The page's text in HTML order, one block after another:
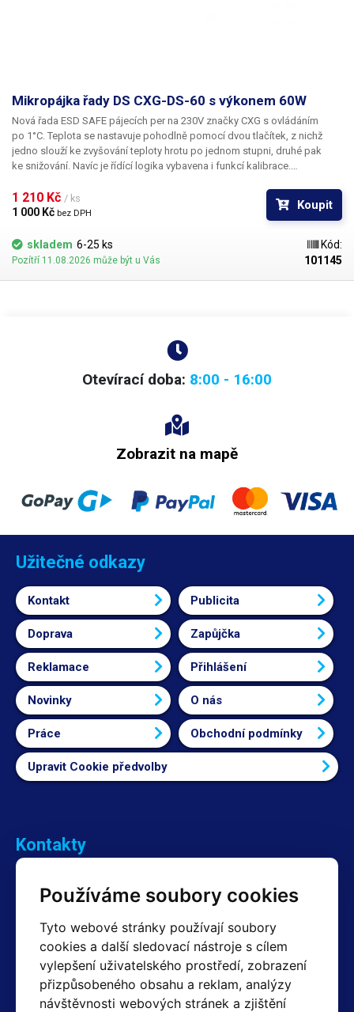
Používáme soubory cookies
Tyto webové stránky používají soubory
cookies a další sledovací nástroje s cílem
vylepšení uživatelského prostředí, zobrazení
přizpůsobeného obsahu a reklam, analýzy
návštěvnosti webových stránek a zjištění
Mikropájka řady DS CXG-DS-60 s výkonem 60W
Nová řada ESD SAFE pájecích per na 230V značky CXG s ovládáním
po 1°C. Teplota se nastavuje pohodlně pomocí dvou tlačítek, z nichž
jedno slouží ke zvyšování teploty hrotu po jednom stupni, druhé pak
ke snižování. Navíc je řídící logika vybavena i funkcí kalibrace.
která reprezentuje korekci skutečné teploty hrotu dle externího
kalibračního měřidla.
1 210 Kč / ks
1 000 Kč bez DPH
Koupit
skladem 6-25 ks
Pozítří 11.08.2026 může být u Vás
Kód:
101145
Otevírací doba: 8:00 - 16:00
Zobrazit na mapě
Užitečné odkazy
Kontakt Publicita
Doprava Zapůjčka
Reklamace Přihlášení
Novinky O nás
Práce Obchodní podmínky
Upravit Cookie předvolby
Kontakty
+420 603 357 606 +420 605 234 204
Fakturační a expediční oddělení
+420 605 259 759 (Po–Pá: 7:30 – 15:00)
Technické oddělení
+420 603 355 085 (Po–Pá: 8:00 – 16:00)